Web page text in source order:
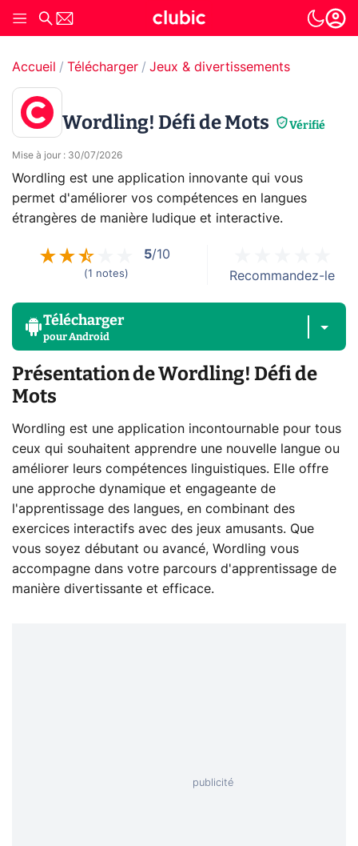
Accueil Télécharger Jeux & divertissements
Wordling! Défi de Mots Vérifié
Mise à jour : 30/07/2026
Wordling est une application innovante qui vous
permet d'améliorer vos compétences en langues
étrangères de manière ludique et interactive.
5/10
(1 notes) Recommandez-le
Télécharger
pourAndroid
Présentation de Wordling! Défi de
Mots
Wordling est une application incontournable pour tous
ceux qui souhaitent apprendre une nouvelle langue ou
améliorer leurs compétences linguistiques. Elle offre
une approche dynamique et engageante de
l'apprentissage des langues, en combinant des
exercices interactifs avec des jeux amusants. Que
vous soyez débutant ou avancé, Wordling vous
accompagne dans votre parcours d'apprentissage de
manière divertissante et efficace.